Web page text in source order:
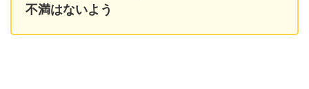
不満はないよう